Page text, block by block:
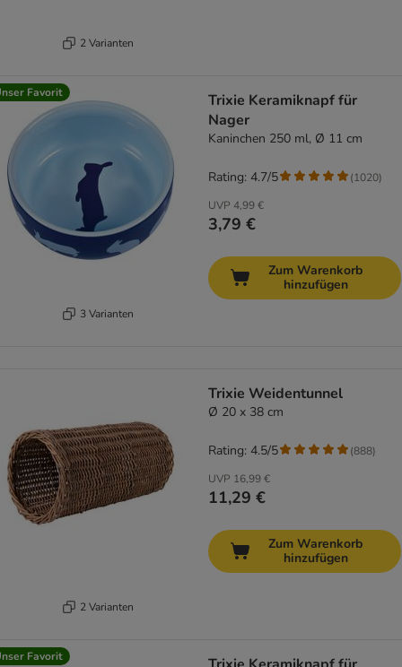
2 Varianten
Favorit
3 Varianten
Trixie Keramiknapf für
Nager
Kaninchen 250 ml, Ø 11 cm
UVP 4,99 €
3,79 €
Rating: 4.7/5 (1020)
Zum Warenkorb
hinzufügen
2 Varianten
Trixie Weidentunnel
Ø 20 x 38 cm
UVP 16,99 €
11,29 €
Rating: 4.5/5 (888)
Zum Warenkorb
hinzufügen
Favorit